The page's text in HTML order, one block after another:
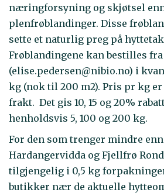
næringforsyning og skjøtsel
plenfrøblandinger. Disse
sette et naturlig preg på
Frøblandingene kan bestilles
(elise.pedersen@nibio.no) i
kg (nok til 200 m2). Pris pr kg er
frakt. Det gis 10, 15 og 20%
henholdsvis 5, 100 og 200 kg.
For den som trenger mindre
Hardangervidda og Fjellfrø
tilgjengelig i 0,5 kg
butikker nær de aktuelle